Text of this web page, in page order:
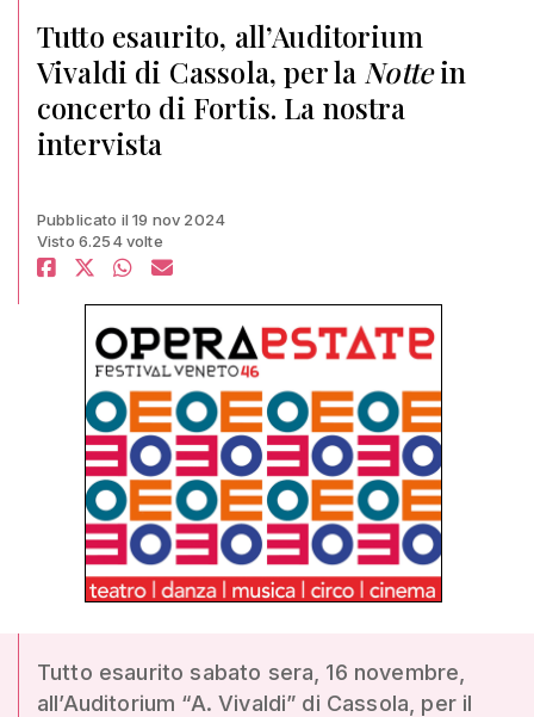
Tutto esaurito, all’Auditorium
Vivaldi di Cassola, per la Nottein
concerto di Fortis. La nostra
intervista
Pubblicato il 19 nov 2024
Visto 6.254 volte
Tutto esaurito sabato sera, 16 novembre,
all’Auditorium “A. Vivaldi” di Cassola, per il